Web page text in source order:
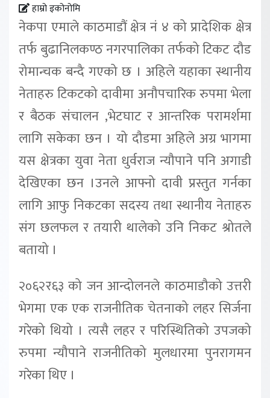
हाम्रो इकोनोमि
नेकपा एमाले काठमाडौं क्षेत्र नं ४ को प्रादेशिक क्षेत्र
तर्फ बुढानिलकण्ठ नगरपालिका तर्फको टिकट दौड
रोमान्चक बन्दै गएको छ । अहिले यहाका स्थानीय
नेताहरु टिकटको दावीमा अनौपचारिक रुपमा भेला
र बैठक संचालन ,भेटघाट र आन्तरिक परामर्शमा
लागि सकेका छन । यो दौडमा अहिले अग्र भागमा
यस क्षेत्रका युवा नेता धुर्वराज न्यौपाने पनि अगाडी
देखिएका छन ।उनले आफ्नो दावी प्रस्तुत गर्नका
लागि आफु निकटका सदस्य तथा स्थानीय नेताहरु
संग छलफल र तयारी थालेको उनि निकट श्रोतले
बतायो ।
२०६२र६३ को जन आन्दोलनले काठमाडौको उत्तरी
भेगमा एक एक राजनीतिक चेतनाको लहर सिर्जना
गरेको थियो । त्यसै लहर र परिस्थितिको उपजको
रुपमा न्यौपाने राजनीतिको मुलधारमा पुनरागमन
गरेका थिए ।